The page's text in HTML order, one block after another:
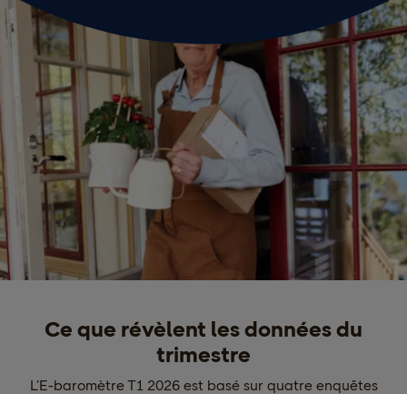
Ce que révèlent les données du
trimestre
L’E-baromètre T1 2026 est basé sur quatre enquêtes